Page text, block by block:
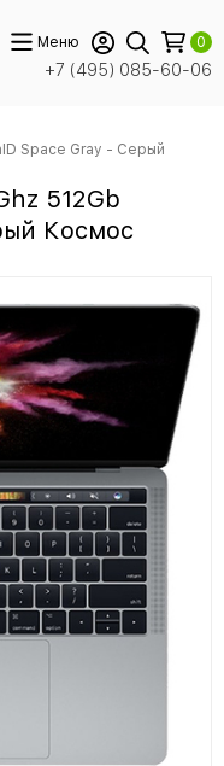
+7 (495) 085-60-06
Меню 0
Space Gray - Серый
512Gb
Космос